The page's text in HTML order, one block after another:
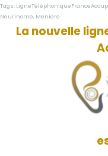
Tags:
Neurinome, Meniere
La nouvelle